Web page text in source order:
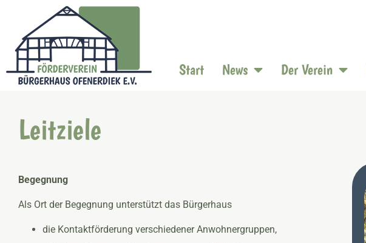
Start News Der Verein
Leitziele
Begegnung
Als Ort der Begegnung unterstützt das Bürgerhaus
die Kontaktförderung verschiedener Anwohnergruppen,